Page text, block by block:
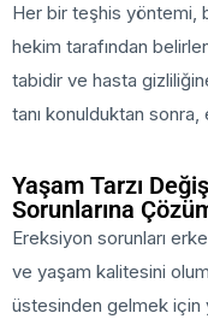
Her bir teşhis yöntemi,
hekim tarafından
tabidir ve hasta
tanı konulduktan
Yaşam Tarzı
Sorunlarına
Ereksiyon sorunları
ve yaşam kalitesini
üstesinden gelmek için